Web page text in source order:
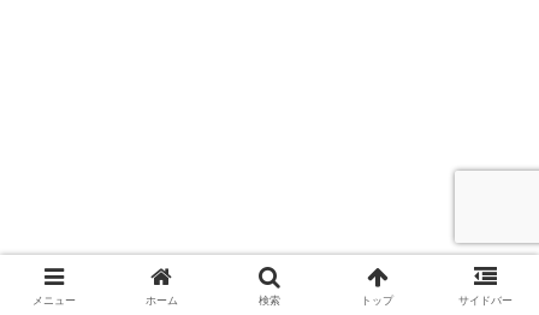
メニュー ホーム 検索 トップ サイドバー